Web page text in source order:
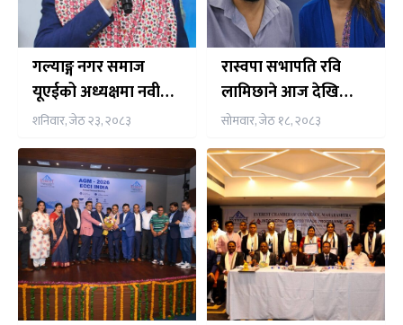
गल्याङ्ग नगर समाज
यूएईको अध्यक्षमा नवीन
न्यौपाने निर्विरोध निर्वाचित
शनिवार, जेठ २३, २०८३
रास्वपा सभापति रवि
लामिछाने आज देखि
पाँचदिने भारत भ्रमणमा,
नेपाली समुदाय संग समेत
अन्तर्क्रिया गर्ने तय
सोमवार, जेठ १८, २०८३